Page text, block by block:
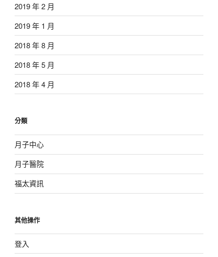
2019 年 2 月
2019 年 1 月
2018 年 8 月
2018 年 5 月
2018 年 4 月
分類
月子中心
月子醫院
福太資訊
其他操作
登入